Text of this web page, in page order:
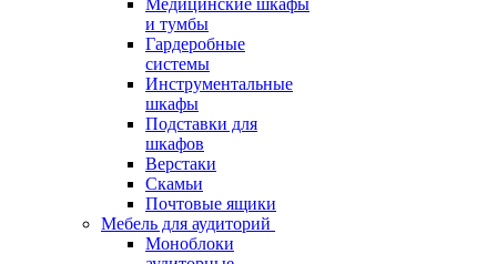
Медицинские шкафы
и тумбы
Гардеробные
системы
Инструментальные
шкафы
Подставки для
шкафов
Верстаки
Скамьи
Почтовые ящики
Мебель для аудиторий
Моноблоки